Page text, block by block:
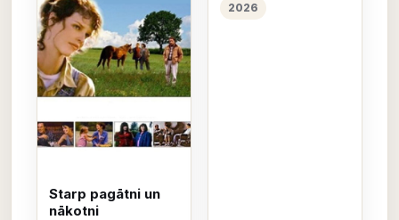
Starp pagātni un
nākotni
2026